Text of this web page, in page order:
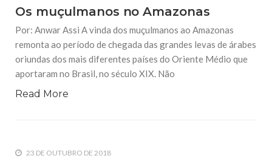
Os muçulmanos no Amazonas
Por: Anwar Assi A vinda dos muçulmanos ao Amazonas
remonta ao período de chegada das grandes levas de árabes
oriundas dos mais diferentes países do Oriente Médio que
aportaram no Brasil, no século XIX. Não
Read More
23 DE OUTUBRO DE 2018